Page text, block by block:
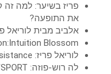
פריז בשיער: למה זה
את התופעה?
אלביב מבית לוריאל
Blossom
לוריאל פריז: Infallible Laque Resistance
לה רוש-פוזה: ANTHELIOS UVSPORT